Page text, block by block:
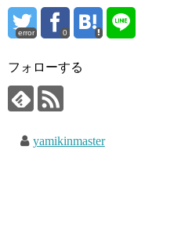
error 0
フォローする
yamikinmaster